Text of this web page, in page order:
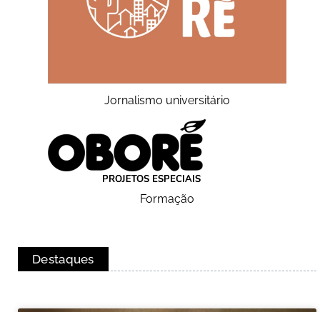
Jornalismo universitário
Formação
Destaques